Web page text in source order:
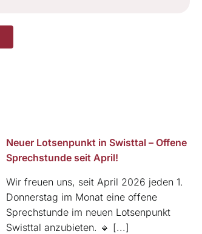
Neuer Lotsenpunkt in Swisttal – Offene
Sprechstunde seit April!
Wir freuen uns, seit April 2026 jeden 1.
Donnerstag im Monat eine offene
Sprechstunde im neuen Lotsenpunkt
Swisttal anzubieten. 🔹 [...]